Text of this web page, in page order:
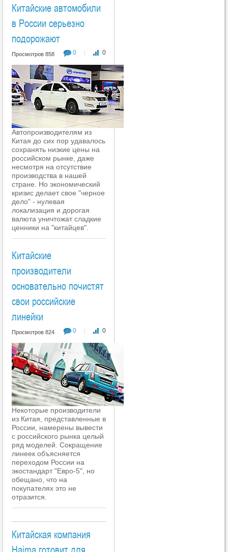
Китайские автомобили
в России серьезно
подорожают
0 | 0
Просмотров 858
Автопроизводителям из
Китая до сих пор удавалось
сохранять низкие цены на
российском рынке, даже
несмотря на отсутствие
производства в нашей
стране. Но экономический
кризис делает свое "черное
дело" - нулевая
локализация и дорогая
валюта уничтожат сладкие
ценники на "китайцев".
Китайские
производители
основательно почистят
свои российские
линейки
0 | 0
Просмотров 824
Некоторые производители
из Китая, представленные в
России, намерены вывести
с российского рынка целый
ряд моделей. Сокращение
линеек объясняется
переходом России на
экостандарт "Евро-5", но
обещано, что на
покупателях это не
отразится.
Китайская компания